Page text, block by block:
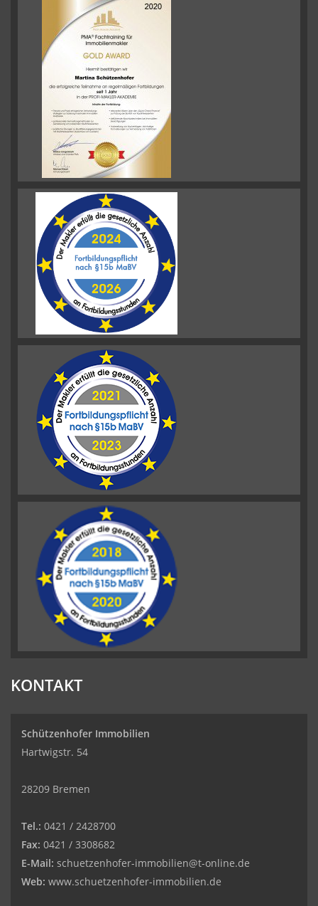
KONTAKT
Schützenhofer Immobilien
Hartwigstr. 54
28209 Bremen
Tel.: 0421 / 2428700
Fax: 0421 / 3308682
E-Mail: schuetzenhofer-immobilien@t-online.de
Web: www.schuetzenhofer-immobilien.de